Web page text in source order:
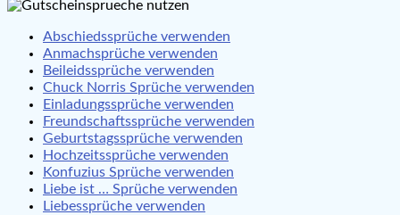
Abschiedssprüche verwenden
Anmachsprüche verwenden
Beileidssprüche verwenden
Chuck Norris Sprüche verwenden
Einladungssprüche verwenden
Freundschaftssprüche verwenden
Geburtstagssprüche verwenden
Hochzeitssprüche verwenden
Konfuzius Sprüche verwenden
Liebe ist … Sprüche verwenden
Liebessprüche verwenden